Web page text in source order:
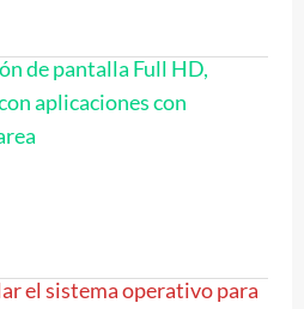
de pantalla Full HD,
aplicaciones con
el sistema operativo para